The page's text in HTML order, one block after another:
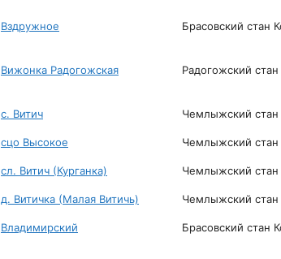
Вздружное Брасовский стан
Вижонка Радогожская Радогожский
с. Витич Чемлыжский стан
сцо Высокое Чемлыжский стан
сл. Витич (Курганка) Чемлыжский стан
д. Витичка (Малая Витичь) Чемлыжский стан
Владимирский Брасовский стан